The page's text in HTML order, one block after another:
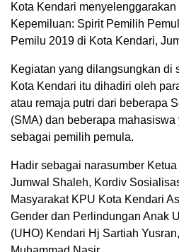
Kota Kendari
Kepemiluan: Spirit Pemilih
Pemilu 2019 di Kota Kendari,
Kegiatan yang dilangsungkan di
Kota Kendari itu dihadiri oleh
atau remaja putri dari beberapa
(SMA) dan beberapa
sebagai pemilih pemula.
Hadir sebagai narasumber
Jumwal Shaleh, Kordiv
Masyarakat KPU Kota Kendari
Gender dan Perlindungan Anak
(UHO) Kendari Hj Sartiah